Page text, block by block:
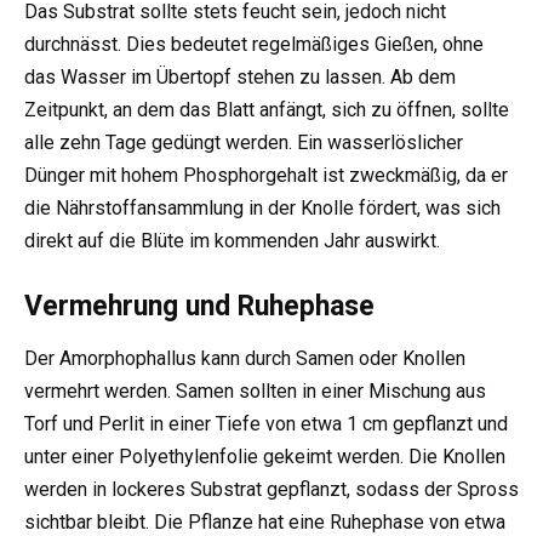
Das Substrat sollte stets feucht sein, jedoch nicht
durchnässt. Dies bedeutet regelmäßiges Gießen, ohne
das Wasser im Übertopf stehen zu lassen. Ab dem
Zeitpunkt, an dem das Blatt anfängt, sich zu öffnen, sollte
alle zehn Tage gedüngt werden. Ein wasserlöslicher
Dünger mit hohem Phosphorgehalt ist zweckmäßig, da er
die Nährstoffansammlung in der Knolle fördert, was sich
direkt auf die Blüte im kommenden Jahr auswirkt.
Vermehrung und Ruhephase
Der Amorphophallus kann durch Samen oder Knollen
vermehrt werden. Samen sollten in einer Mischung aus
Torf und Perlit in einer Tiefe von etwa 1 cm gepflanzt und
unter einer Polyethylenfolie gekeimt werden. Die Knollen
werden in lockeres Substrat gepflanzt, sodass der Spross
sichtbar bleibt. Die Pflanze hat eine Ruhephase von etwa